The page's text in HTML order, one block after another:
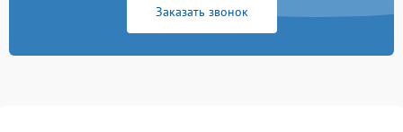
Заказать звонок